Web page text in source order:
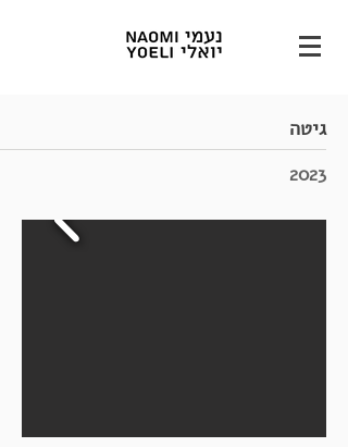
גיטה
2023